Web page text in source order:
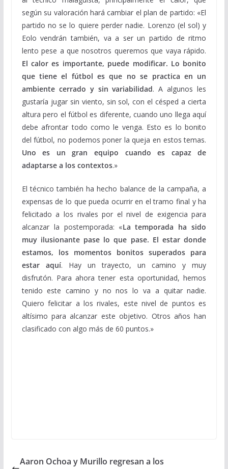
según su valoración hará cambiar el plan de partido: «El
partido no se lo quiere perder nadie. Lorenzo (el sol) y
Eolo vendrán también, va a ser un partido de ritmo
lento pese a que nosotros queremos que vaya rápido.
El calor es importante, puede modificar. Lo bonito
que tiene el fútbol es que no se practica en un
ambiente cerrado y sin variabilidad. A algunos les
gustaría jugar sin viento, sin sol, con el césped a cierta
altura pero el fútbol es diferente, cuando uno llega aquí
debe afrontar todo como le venga. Esto es lo bonito
del fútbol, no podemos poner la queja en estos temas.
Uno es un gran equipo cuando es capaz de
adaptarse a los contextos.»
El técnico también ha hecho balance de la campaña, a
expensas de lo que pueda ocurrir en el tramo final y ha
felicitado a los rivales por el nivel de exigencia para
alcanzar la postemporada: «La temporada ha sido
muy ilusionante pase lo que pase. El estar donde
estamos, los momentos bonitos superados para
estar aquí. Hay un trayecto, un camino y muy
disfrutón. Para ahora tener esta oportunidad, hemos
tenido este camino y no nos lo va a quitar nadie.
Quiero felicitar a los rivales, este nivel de puntos es
altísimo para alcanzar este objetivo. Otros años han
clasificado con algo más de 60 puntos.»
Aaron Ochoa y Murillo regresan a los